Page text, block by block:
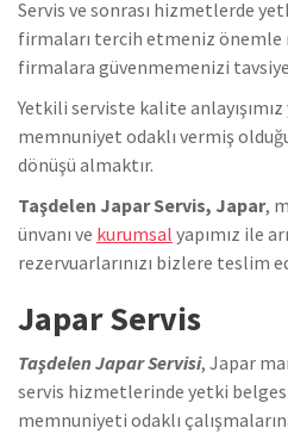
Servis ve sonrası hizmetlerde
firmaları tercih etmeniz önemle
firmalara güvenmemenizi
Yetkili serviste kalite
memnuniyet odaklı vermiş
dönüşü almaktır.
Taşdelen Japar Servis, Japar,
ünvanı ve kurumsal yapımız ile
rezervuarlarınızı bizlere teslim
Japar Servis
Taşdelen Japar Servisi, Japar
servis hizmetlerinde yetki
memnuniyeti odaklı